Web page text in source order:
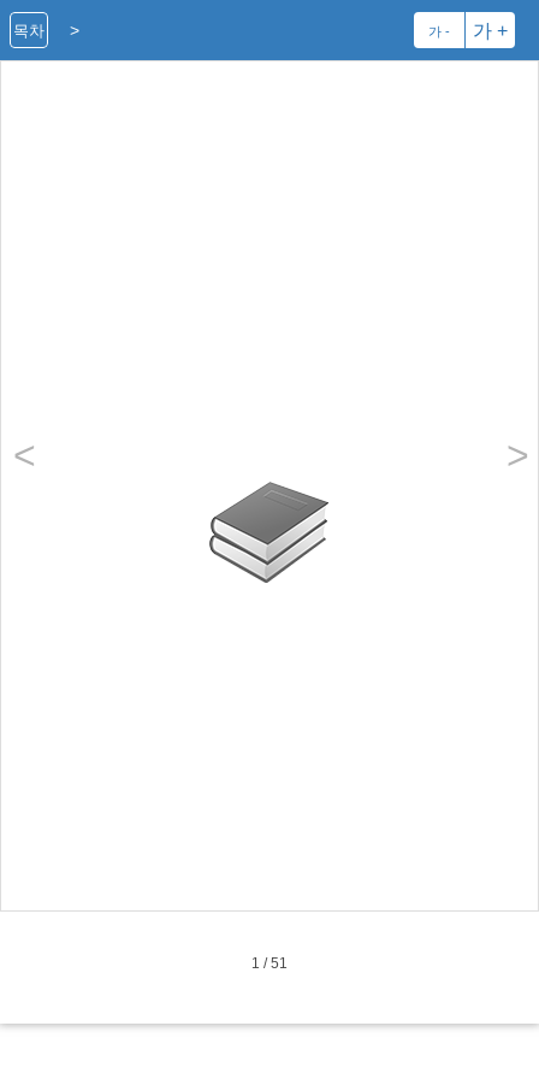
> 가 - 가 +
목차
< >
1 /51